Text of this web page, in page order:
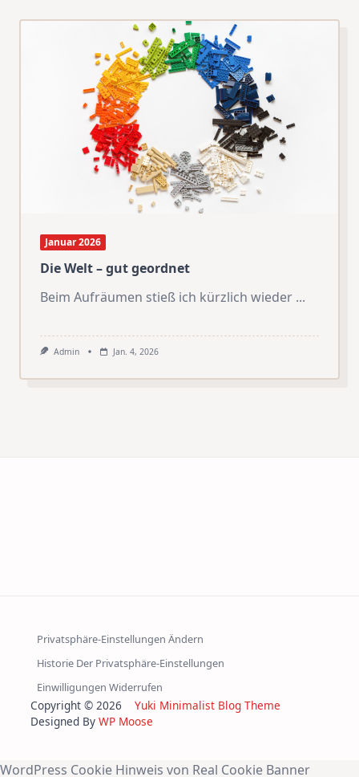
Januar 2026
Die Welt – gut geordnet
Beim Aufräumen stieß ich kürzlich wieder ...
Admin Jan. 4, 2026
Privatsphäre-Einstellungen Ändern
Historie Der Privatsphäre-Einstellungen
Einwilligungen Widerrufen
Copyright © 2026 Yuki Minimalist Blog Theme
Designed By WP Moose
WordPress Cookie Hinweis von Real Cookie Banner